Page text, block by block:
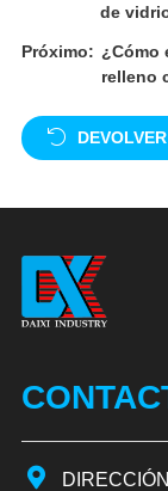
de
Próximo: ¿Cómo
relleno
DEVOLVER